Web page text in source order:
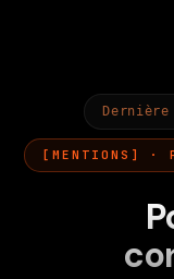
Services
[MENTIONS] ·